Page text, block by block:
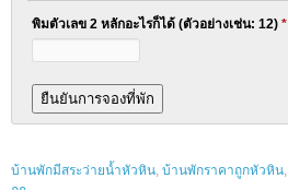
พิมตัวเลข 2 หลักอะไรก็ได้ (ตัวอย่างเช่น: 12) *
บ้านพักมีสระว่ายน้ำหัวหิน, บ้านพักราคาถูกหัวหิน,